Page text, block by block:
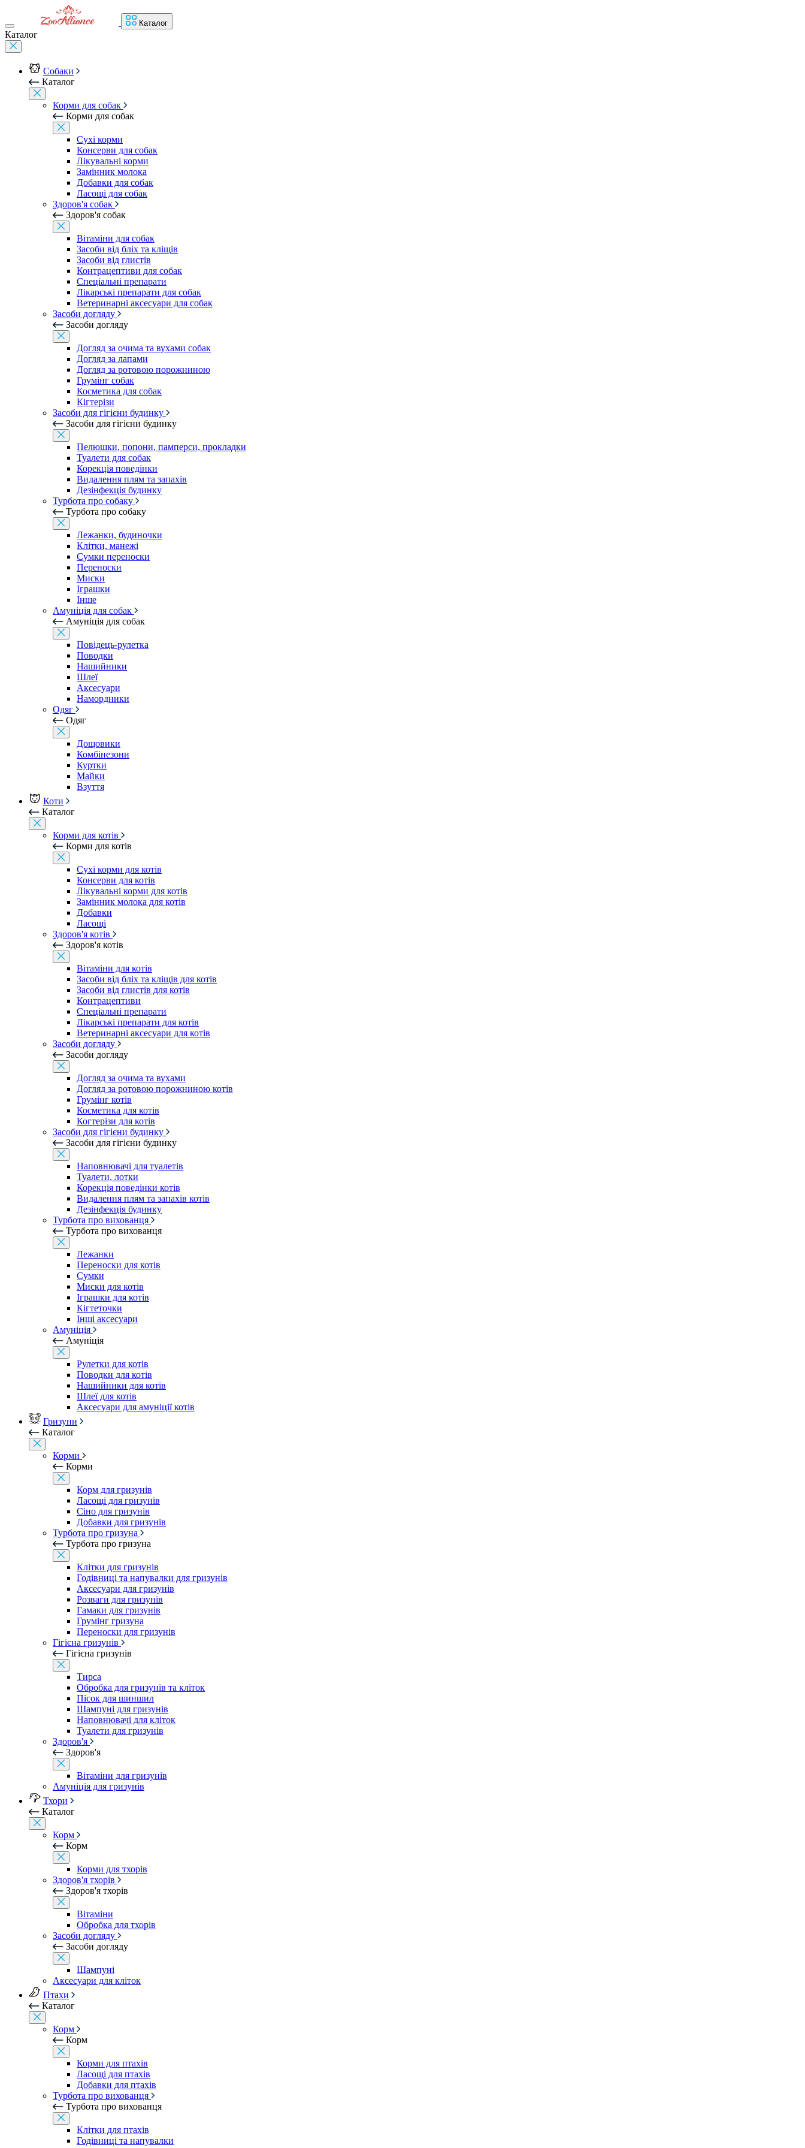
Каталог
Каталог
Собаки
Каталог
Корми для собак
Корми для собак
Сухі корми
Консерви для собак
Лікувальні корми
Замінник молока
Добавки для собак
Ласощі для собак
Здоров'я собак
Здоров'я собак
Вітаміни для собак
Засоби від бліх та кліщів
Засоби від глистів
Контрацептиви для собак
Спеціальні препарати
Лікарські препарати для собак
Ветеринарні аксесуари для собак
Засоби догляду
Засоби догляду
Догляд за очима та вухами собак
Догляд за лапами
Догляд за ротовою порожниною
Грумінг собак
Косметика для собак
Кігтерізи
Засоби для гігієни будинку
Засоби для гігієни будинку
Пелюшки, попони, памперси, прокладки
Туалети для собак
Корекція поведінки
Видалення плям та запахів
Дезінфекція будинку
Турбота про собаку
Турбота про собаку
Лежанки, будиночки
Клітки, манежі
Сумки переноски
Переноски
Миски
Іграшки
Інше
Амуніція для собак
Амуніція для собак
Повідець-рулетка
Поводки
Нашийники
Шлеї
Аксесуари
Намордники
Одяг
Одяг
Дощовики
Комбінезони
Куртки
Майки
Взуття
Коти
Каталог
Корми для котів
Корми для котів
Сухі корми для котів
Консерви для котів
Лікувальні корми для котів
Замінник молока для котів
Добавки
Ласощі
Здоров'я котів
Здоров'я котів
Вітаміни для котів
Засоби від бліх та кліщів для котів
Засоби від глистів для котів
Контрацептиви
Спеціальні препарати
Лікарські препарати для котів
Ветеринарні аксесуари для котів
Засоби догляду
Засоби догляду
Догляд за очима та вухами
Догляд за ротовою порожниною котів
Грумінг котів
Косметика для котів
Когтерізи для котів
Засоби для гігієни будинку
Засоби для гігієни будинку
Наповнювачі для туалетів
Туалети, лотки
Корекція поведінки котів
Видалення плям та запахів котів
Дезінфекція будинку
Турбота про вихованця
Турбота про вихованця
Лежанки
Переноски для котів
Сумки
Миски для котів
Іграшки для котів
Кігтеточки
Інші аксесуари
Амуніція
Амуніція
Рулетки для котів
Поводки для котів
Нашийники для котів
Шлеї для котів
Аксесуари для амуніції котів
Гризуни
Каталог
Корми
Корми
Корм для гризунів
Ласощі для гризунів
Сіно для гризунів
Добавки для гризунів
Турбота про гризуна
Турбота про гризуна
Клітки для гризунів
Годівниці та напувалки для гризунів
Аксесуари для гризунів
Розваги для гризунів
Гамаки для гризунів
Грумінг гризуна
Переноски для гризунів
Гігієна гризунів
Гігієна гризунів
Тирса
Обробка для гризунів та кліток
Пісок для шиншил
Шампуні для гризунів
Наповнювачі для кліток
Туалети для гризунів
Здоров'я
Здоров'я
Вітаміни для гризунів
Амуніція для гризунів
Тхори
Каталог
Корм
Корм
Корми для тхорів
Здоров'я тхорів
Здоров'я тхорів
Вітаміни
Обробка для тхорів
Засоби догляду
Засоби догляду
Шампуні
Аксесуари для кліток
Птахи
Каталог
Корм
Корм
Корми для птахів
Ласощі для птахів
Добавки для птахів
Турбота про вихованця
Турбота про вихованця
Клітки для птахів
Годівниці та напувалки